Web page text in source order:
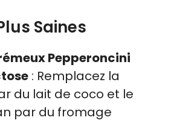
Saines
Pepperoncini
: Remplacez la
du lait de coco et le
par du fromage